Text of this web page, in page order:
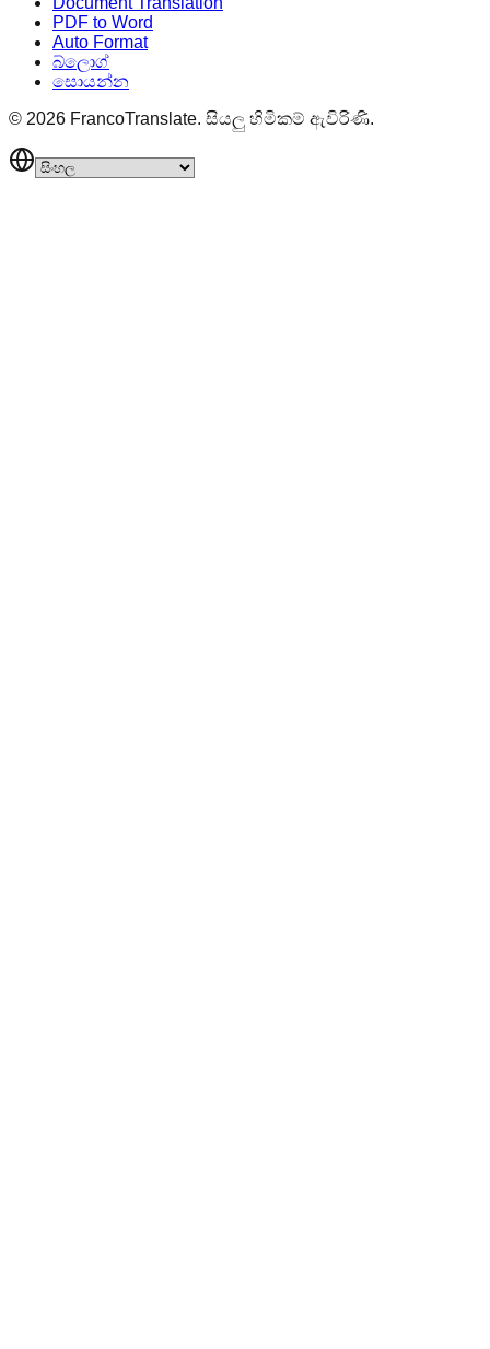
PDF to Word
Auto Format
බ්ලොග්
සොයන්න
© 2026 FrancoTranslate. සියලු හිමිකම් ඇවිරිණි.